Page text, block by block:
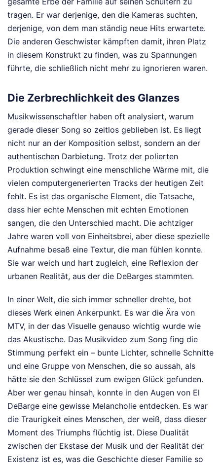
tragen. Er war derjenige, den die Kameras suchten,
derjenige, von dem man ständig neue Hits erwartete.
Die anderen Geschwister kämpften damit, ihren Platz
in diesem Konstrukt zu finden, was zu Spannungen
führte, die schließlich nicht mehr zu ignorieren waren.
Die Zerbrechlichkeit des Glanzes
Musikwissenschaftler haben oft analysiert, warum
gerade dieser Song so zeitlos geblieben ist. Es liegt
nicht nur an der Komposition selbst, sondern an der
authentischen Darbietung. Trotz der polierten
Produktion schwingt eine menschliche Wärme mit, die
vielen computergenerierten Tracks der heutigen Zeit
fehlt. Es ist das organische Element, die Tatsache,
dass hier echte Menschen mit echten Emotionen
sangen, die den Unterschied macht. Die achtziger
Jahre waren voll von Einheitsbrei, aber diese spezielle
Aufnahme besaß eine Textur, die man fühlen konnte.
Sie war weich und hart zugleich, eine Reflexion der
urbanen Realität, aus der die DeBarges stammten.
In einer Welt, die sich immer schneller drehte, bot
dieses Werk einen Ankerpunkt. Es war die Ära von
MTV, in der das Visuelle genauso wichtig wurde wie
das Akustische. Das Musikvideo zum Song fing die
Stimmung perfekt ein – bunte Lichter, schnelle Schnitte
und eine Gruppe von Menschen, die so aussah, als
hätte sie den Schlüssel zum ewigen Glück gefunden.
Aber wer genau hinsah, konnte in den Augen von El
DeBarge eine gewisse Melancholie entdecken. Es war
die Traurigkeit eines Menschen, der weiß, dass dieser
Moment des Triumphs flüchtig ist. Diese Dualität
zwischen der Ekstase der Musik und der Realität der
Existenz ist es, was die Geschichte dieser Familie so